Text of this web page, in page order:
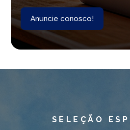
Anuncie conosco!
SELEÇÃO